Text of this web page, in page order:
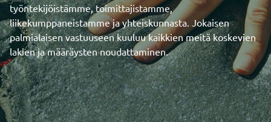
työntekijöistämme, toimittajistamme,
liikekumppaneistamme ja yhteiskunnasta. Jokaisen
palmialaisen vastuuseen kuuluu kaikkien meitä koskevien
lakien ja määräysten noudattaminen.